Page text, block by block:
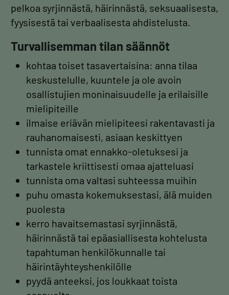
pelkoa syrjinnästä, häirinnästä, seksuaalisesta,
fyysisestä tai verbaalisesta ahdistelusta.
Turvallisemman tilan säännöt
kohtaa toiset tasavertaisina: anna tilaa
keskustelulle, kuuntele ja ole avoin
osallistujien moninaisuudelle ja erilaisille
mielipiteille
ilmaise eriävän mielipiteesi rakentavasti ja
rauhanomaisesti, asiaan keskittyen
tunnista omat ennakko-oletuksesi ja
tarkastele kriittisesti omaa ajatteluasi
tunnista oma valtasi suhteessa muihin
puhu omasta kokemuksestasi, älä muiden
puolesta
kerro havaitsemastasi syrjinnästä,
häirinnästä tai epäasiallisesta kohtelusta
tapahtuman henkilökunnalle tai
häirintäyhteyshenkilölle
pyydä anteeksi, jos loukkaat toista